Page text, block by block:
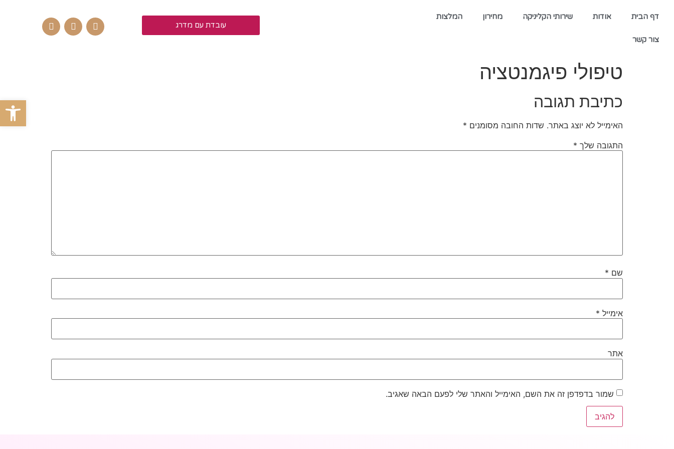
דף הבית אודות שירותי הקליניקה מחירון המלצות
צור קשר
עובדת עם מדרג
טיפולי פיגמנטציה
כתיבת תגובה
האימייל לא יוצג באתר. שדות החובה מסומנים *
התגובה שלך *
שם *
אימייל *
אתר
שמור בדפדפן זה את השם, האימייל והאתר שלי לפעם הבאה שאגיב.